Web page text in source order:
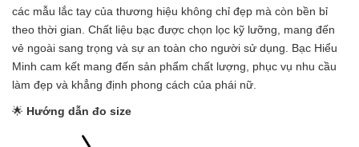
các mẫu lắc tay của thương hiệu không chỉ đẹp mà còn bền bỉ
theo thời gian. Chất liệu bạc được chọn lọc kỹ lưỡng, mang đến
vẻ ngoài sang trọng và sự an toàn cho người sử dụng. Bạc Hiểu
Minh cam kết mang đến sản phẩm chất lượng, phục vụ nhu cầu
làm đẹp và khẳng định phong cách của phái nữ.
🌟 Hướng dẫn đo size